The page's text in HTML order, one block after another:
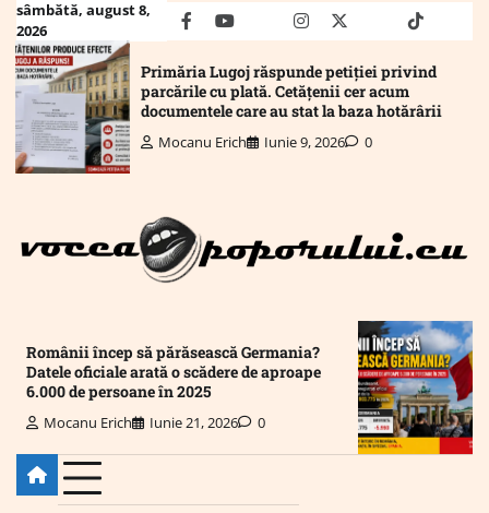
Skip
content
sâmbătă, august 8,
2026
facebookyoutubeMailinstagram
twitter truthtiktok
Primăria Lugoj răspunde petiției privind
parcările cu plată. Cetățenii cer acum
documentele care au stat la baza hotărârii
Mocanu Erich Iunie 9, 2026 0
Românii încep să părăsească Germania?
Datele oficiale arată o scădere de aproape
6.000 de persoane în 2025
Mocanu Erich Iunie 21, 2026 0